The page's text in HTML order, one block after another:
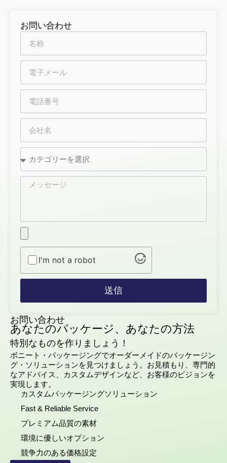
お問い合わせ
あなたのパッケージ、あなたの方法
特別なものを作りましょう！
ボニート・パッケージングでオーダーメイドのパッケージン
グ・ソリューションを見つけましょう。お見積もり、専門的
なアドバイス、カスタムデザインなど、お客様のビジョンを
実現します。
カスタムパッケージングソリューション
Fast & Reliable Service
プレミアム品質の素材
環境に優しいオプション
競争力のある価格設定
お問い合わせ
I'm not a robot
送信